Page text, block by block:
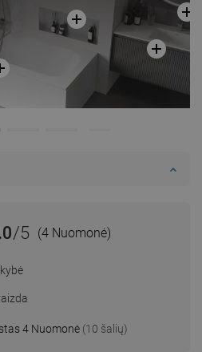
/5 (4 Nuomonė)
4 Nuomonė (10 šalių)